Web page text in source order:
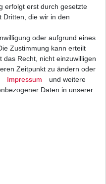
erfolgt erst durch gesetzte
Dritten, die wir in den
oder aufgrund eines
Zustimmung kann erteilt
Recht, nicht einzuwilligen
Zeitpunkt zu ändern oder
Impressum
und weitere
Daten in unserer